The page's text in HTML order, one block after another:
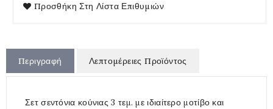
Προσθήκη Στη Λίστα Επιθυμιών
Περιγραφή Λεπτομέρειες Προϊόντος
Σετ σεντόνια κούνιας 3 τεμ. με ιδιαίτερο μοτίβο και